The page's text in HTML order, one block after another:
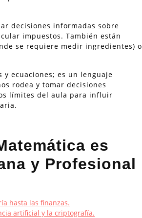
decisiones informadas sobre
impuestos. También están
se requiere medir ingredientes) o
y ecuaciones; es un lenguaje
rodea y tomar decisiones
límites del aula para influir
es
y Profesional
hasta las finanzas.
artificial y la criptografía.